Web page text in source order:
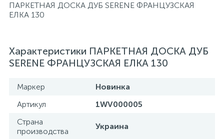
ПАРКЕТНАЯ ДОСКА ДУБ SERENE ФРАНЦУЗСКАЯ
ЕЛКА 130
Характеристики ПАРКЕТНАЯ ДОСКА ДУБ
SERENE ФРАНЦУЗСКАЯ ЕЛКА 130
Маркер
Новинка
Артикул
1WV000005
Страна
производства
Украина